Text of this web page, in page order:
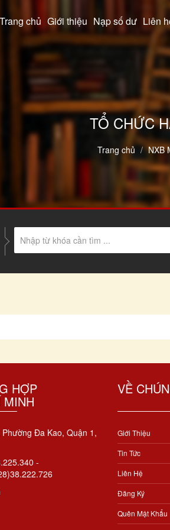
Trang chủ Giới thiệu Nạp số dư Liên
TỔ CHỨC
Trang chủ NXB
HỢP
MINH
Đa Kao, Quận 1,
-
VỀ
Giới Thiệu
Tin Tức
Liên Hệ
Đăng Ký
Quên Mật Khẩu